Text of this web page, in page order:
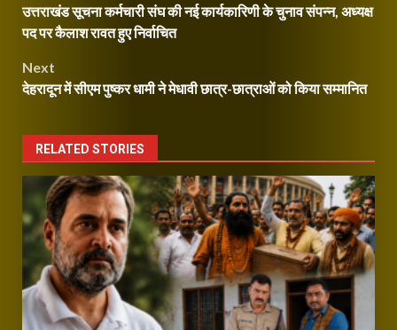
navigation
उत्तराखंड सूचना कर्मचारी संघ की नई कार्यकारिणी के चुनाव संपन्न, अध्यक्ष
पद पर कैलाश रावत हुए निर्वाचित
Next
देहरादून में सीएम पुष्कर धामी ने मेधावी छात्र-छात्राओं को किया सम्मानित
RELATED STORIES